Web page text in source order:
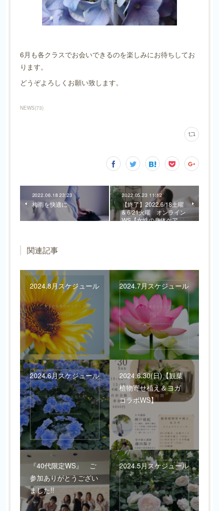
6月も各クラスでお会いできるのを楽しみにお待ちしてお
ります。
どうぞよろしくお願い致します。
NEWS(73)
2022.06.18 23:23
梅雨を快適に
2022.05.23 11:12
【終了】2022.6/18土曜
& 6/21火曜 オンライン
WS【女性の身体ケア …
関連記事
2024.8月スケジュール 2024.7月スケジュール
2024.6月スケジュール
2024.6.30(日)【観葉
植物寄せ植え＆ヨガ
コラボWS】
『40代限定WS』 ご
参加ありがとうござい
ました!!
2024.5月スケジュール